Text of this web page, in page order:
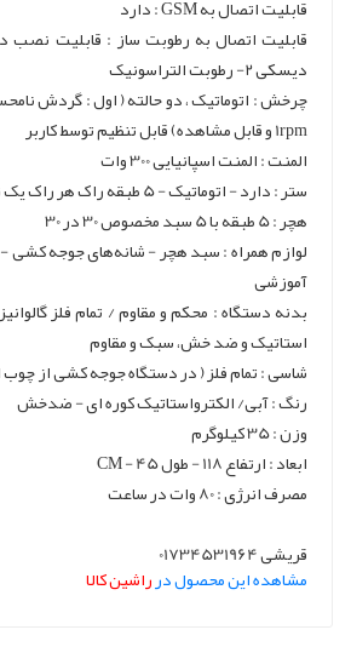
قابلیت اتصال به GSM : دارد
دیسکی 2- رطوبت التراسونیک
چرخش : اتوماتیک ، دو حالته ( اول : گردش
1rpm و قابل مشاهده) قابل تنظیم توسط کاربر
المنت : المنت اسپانیایی 300 وات
ستر : دارد - اتوماتیک - 5 طبقه راک هر راک یک شانه
هچر : 5 طبقه با 5 سبد مخصوص 30 در 30
آموزشی
بدنه دستگاه : محکم و مقاوم / تمام فلز
استاتیک و ضد خش، سبک و مقاوم
شاسی : تمام فلز ( در دستگاه جوجه کشی از
رنگ : آبی/ الکترواستاتیک کوره ای - ضدخش
وزن : 35 کیلوگرم
ابعاد : ارتفاع 118 - طول 45 - CM
مصرف انرژی : 80 وات در ساعت
قریشی 01734531964
مشاهده این محصول درراشین کالا